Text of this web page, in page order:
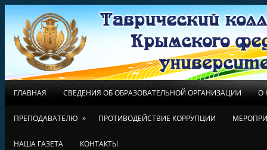
ГЛАВНАЯ СВЕДЕНИЯ ОБ ОБРАЗОВАТЕЛЬНОЙ ОРГАНИЗАЦИИ О
ПРЕПОДАВАТЕЛЮ » ПРОТИВОДЕЙСТВИЕ КОРРУПЦИИ
НАША ГАЗЕТА КОНТАКТЫ